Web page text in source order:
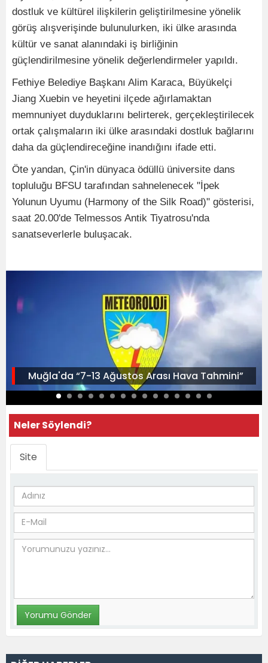
dostluk ve kültürel ilişkilerin geliştirilmesine yönelik
görüş alışverişinde bulunulurken, iki ülke arasında
kültür ve sanat alanındaki iş birliğinin
güçlendirilmesine yönelik değerlendirmeler yapıldı.
Fethiye Belediye Başkanı Alim Karaca, Büyükelçi
Jiang Xuebin ve heyetini ilçede ağırlamaktan
memnuniyet duyduklarını belirterek, gerçekleştirilecek
ortak çalışmaların iki ülke arasındaki dostluk bağlarını
daha da güçlendireceğine inandığını ifade etti.
Öte yandan, Çin'in dünyaca ödüllü üniversite dans
topluluğu BFSU tarafından sahnelenecek "İpek
Yolunun Uyumu (Harmony of the Silk Road)" gösterisi,
saat 20.00'de Telmessos Antik Tiyatrosu'nda
sanatseverlerle buluşacak.
Muğla'da “7-13 Ağustos Arası Hava Tahmini”
Neler Söylendi?
Site